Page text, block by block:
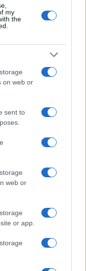
my
the
on web or
sent to
web or
or app.
acqua, cappello
l’esperienza più
senza
Bologna, annotò
una notte al
In redazione
sostenibile e
professionale.